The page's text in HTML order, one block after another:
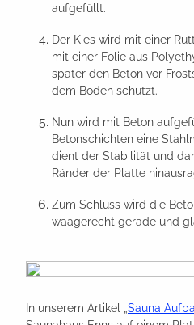
aufgefüllt.
Der Kies wird mit einer
mit einer Folie aus
später den Beton vor
dem Boden schützt.
Nun wird mit Beton
Betonschichten eine
dient der Stabilität und
Ränder der Platte
Zum Schluss wird die
waagerecht gerade und
In unserem Artikel „ Sauna